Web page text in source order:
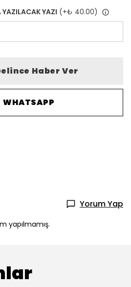
YAZI (+₺ 40.00)
Haber Ver
WHATSAPP
Yorum Yap
yapılmamış.